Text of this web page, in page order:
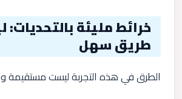
خرائط مليئة
طريق سهل
الطرق في هذه التجربة ليست مستقيمة